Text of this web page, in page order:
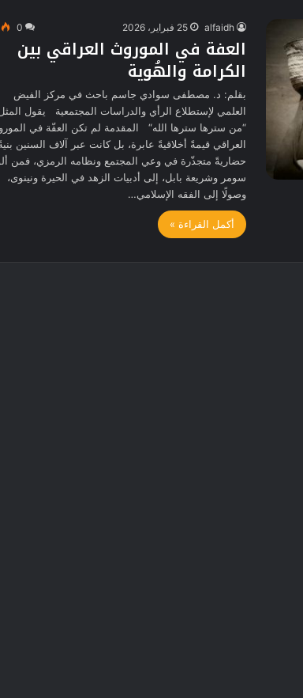
alfaidh 25 فبراير، 2026 0
العفة في الموروث العراقي بين
الكرامة والهُوية
بقلم: د. مصطفى سوادي جاسم باحث في مركز الفيض
العلمي لإستطلاع الرأي والدراسات المجتمعية يقول
“من سترها سترها الله“ المقدمة لم تكن العفّة في
العراقي قيمةً أخلاقيةً عابرة، بل كانت عبر آلاف السنين
حضاريةً متجذّرة في وعي المجتمع ونظامه الرمزي، فمن
سومر وشريعة بابل، إلى أدبيات الزهد في الحيرة ونينوى،
وصولًا إلى الفقه الإسلامي…
أكمل القراءة »